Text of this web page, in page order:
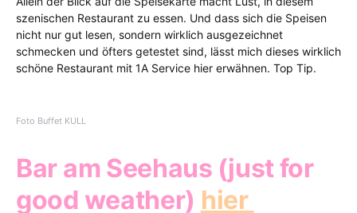
szenischen Restaurant zu essen. Und dass sich die Speisen
nicht nur gut lesen, sondern wirklich ausgezeichnet
schmecken und öfters getestet sind, lässt mich dieses wirklich
schöne Restaurant mit 1A Service hier erwähnen. Top Tip.
Foto Buffet KULL
Bar am Seehaus (just for
good weather) hier